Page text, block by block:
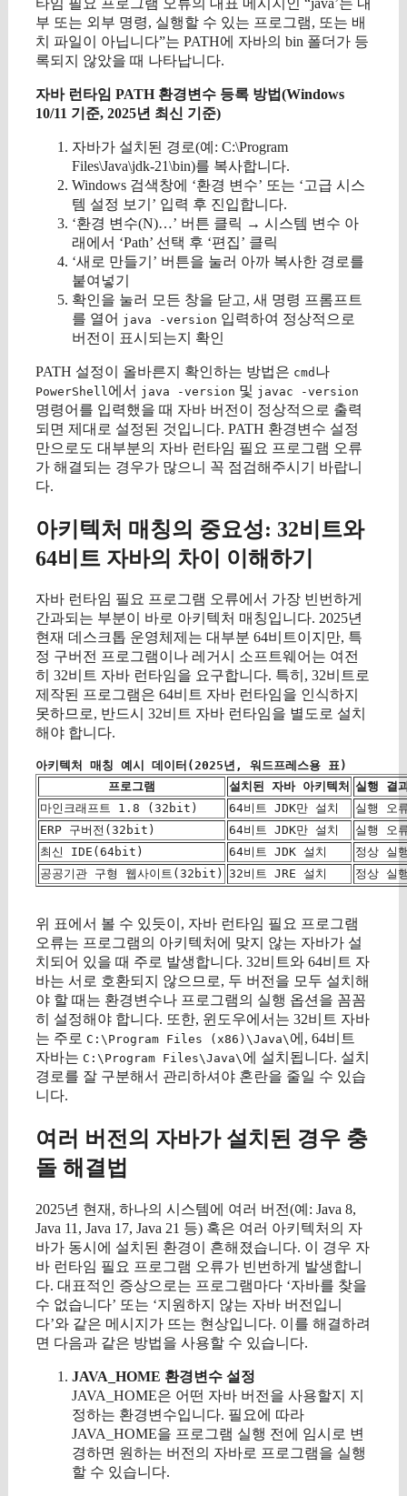
부 또는 외부 명령, 실행할 수 있는 프로그램, 또는 배
치 파일이 아닙니다”는 PATH에 자바의 bin 폴더가 등
록되지 않았을 때 나타납니다.
자바 런타임 PATH 환경변수 등록 방법(Windows
10/11 기준, 2025년 최신 기준)
자바가 설치된 경로(예: C:\Program
Files\Java\jdk-21\bin)를 복사합니다.
Windows 검색창에 ‘환경 변수’ 또는 ‘고급 시스
템 설정 보기’ 입력 후 진입합니다.
‘환경 변수(N)…’ 버튼 클릭 → 시스템 변수 아
래에서 ‘Path’ 선택 후 ‘편집’ 클릭
‘새로 만들기’ 버튼을 눌러 아까 복사한 경로를
붙여넣기
확인을 눌러 모든 창을 닫고, 새 명령 프롬프트
를 열어 java -version 입력하여 정상적으로
버전이 표시되는지 확인
PATH 설정이 올바른지 확인하는 방법은 cmd 나
PowerShell 에서 java -version 및 javac -version
명령어를 입력했을 때 자바 버전이 정상적으로 출력
되면 제대로 설정된 것입니다. PATH 환경변수 설정
만으로도 대부분의 자바 런타임 필요 프로그램 오류
가 해결되는 경우가 많으니 꼭 점검해주시기 바랍니
다.
아키텍처 매칭의 중요성: 32비트와
64비트 자바의 차이 이해하기
자바 런타임 필요 프로그램 오류에서 가장 빈번하게
간과되는 부분이 바로 아키텍처 매칭입니다. 2025년
현재 데스크톱 운영체제는 대부분 64비트이지만, 특
정 구버전 프로그램이나 레거시 소프트웨어는 여전
히 32비트 자바 런타임을 요구합니다. 특히, 32비트로
제작된 프로그램은 64비트 자바 런타임을 인식하지
못하므로, 반드시 32비트 자바 런타임을 별도로 설치
해야 합니다.
아키텍처 매칭 예시 데이터(2025년, 워드프레스용 표)
프로그램
설치된 자바 아키텍처 실행 결
마인크래프트 1.8 (32bit)
64비트 JDK만 설치
실행 오
ERP 구버전(32bit)
64비트 JDK만 설치
실행 오
최신 IDE(64bit)
64비트 JDK 설치
정상 실
공공기관 구형 웹사이트(32bit) 32비트 JRE 설치 정상 실
위 표에서 볼 수 있듯이, 자바 런타임 필요 프로그램
오류는 프로그램의 아키텍처에 맞지 않는 자바가 설
치되어 있을 때 주로 발생합니다. 32비트와 64비트 자
바는 서로 호환되지 않으므로, 두 버전을 모두 설치해
야 할 때는 환경변수나 프로그램의 실행 옵션을 꼼꼼
히 설정해야 합니다. 또한, 윈도우에서는 32비트 자바
는 주로 C:\Program Files (x86)\Java\ 에, 64비트
자바는 C:\Program Files\Java\ 에 설치됩니다. 설치
경로를 잘 구분해서 관리하셔야 혼란을 줄일 수 있습
니다.
여러 버전의 자바가 설치된 경우 충
돌 해결법
2025년 현재, 하나의 시스템에 여러 버전(예: Java 8,
Java 11, Java 17, Java 21 등) 혹은 여러 아키텍처의 자
바가 동시에 설치된 환경이 흔해졌습니다. 이 경우 자
바 런타임 필요 프로그램 오류가 빈번하게 발생합니
다. 대표적인 증상으로는 프로그램마다 ‘자바를 찾을
수 없습니다’ 또는 ‘지원하지 않는 자바 버전입니
다’와 같은 메시지가 뜨는 현상입니다. 이를 해결하려
면 다음과 같은 방법을 사용할 수 있습니다.
JAVA_HOME 환경변수 설정
JAVA_HOME은 어떤 자바 버전을 사용할지 지
정하는 환경변수입니다. 필요에 따라
JAVA_HOME을 프로그램 실행 전에 임시로 변
경하면 원하는 버전의 자바로 프로그램을 실행
할 수 있습니다.